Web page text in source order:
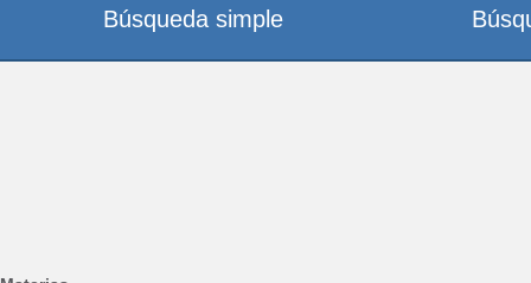
Búsqueda simple